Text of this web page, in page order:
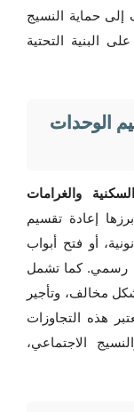
حماية النسيج
البنية التحتية
الوحدات
والغرامات
إعادة تقسيم
أو فتح أبواب
رسمي. كما تشمل
مخالف، وتأجير
هذه التجاوزات
الاجتماعي،